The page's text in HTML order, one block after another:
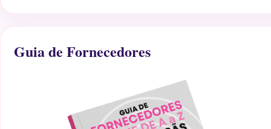
Guia de Fornecedores